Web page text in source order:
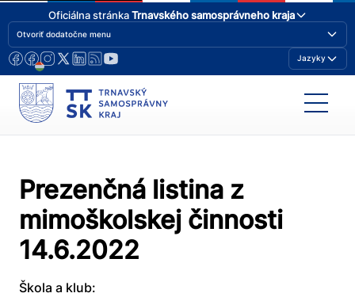
Oficiálna stránkaTrnavského samosprávneho kraja
Otvoriť dodatočne menu
Jazyky
Prezenčná listina z
mimoškolskej činnosti
14.6.2022
Škola a klub: